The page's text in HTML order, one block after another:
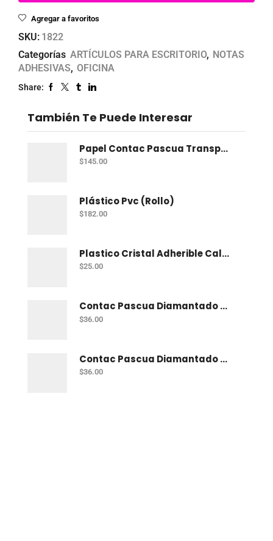
Agregar a favoritos
SKU: 1822
Categorías ARTÍCULOS PARA ESCRITORIO, NOTAS
ADHESIVAS, OFICINA
Share:
También Te Puede Interesar
Papel Contac Pascua Transparente 45 Cm X 20 Mt
$145.00
Plástico Pvc (Rollo)
$182.00
Plastico Cristal Adherible Cal. 4 Mt
$25.00
Contac Pascua Diamantado 2 Mt Fiusha
$36.00
Contac Pascua Diamantado 2 Mt Dorado
$36.00